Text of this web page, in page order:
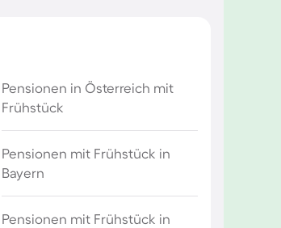
Pensionen in Österreich mit
Frühstück
Pensionen mit Frühstück in
Bayern
Pensionen mit Frühstück in